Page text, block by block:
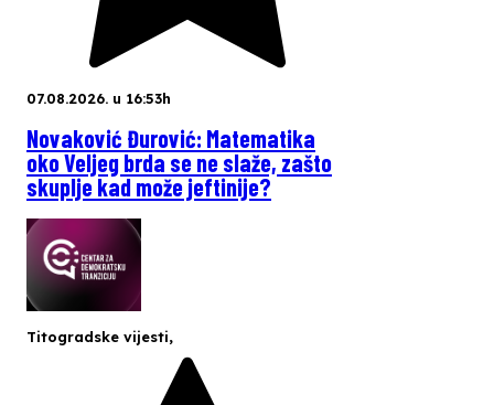
07.08.2026. u 16:53h
Novaković Đurović: Matematika
oko Veljeg brda se ne slaže, zašto
skuplje kad može jeftinije?
Titogradske vijesti,